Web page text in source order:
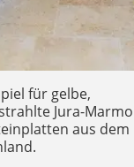
für gelbe,
Jura-
aus dem